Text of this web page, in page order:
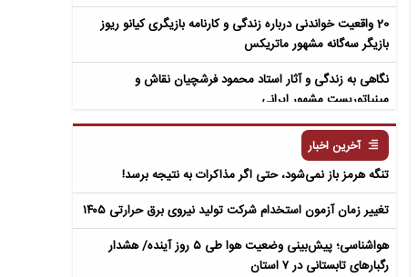
20 واقعیت خواندنی درباره زندگی و کارنامه بازیگری کیانو ریوز
بازیگر سه‌گانه مشهور ماتریکس
نگاهی به زندگی و آثار استاد محمود فرشچیان نقاش و
مینیاتوریست مشهور ایرانی
نگاهی به زندگی و آثار عباس معروفی نویسنده ایرانی و خالق رمان
سمفونی مردگان
آخرین اخبار
تنگه هرمز باز نمی‌شود، حتی اگر مذاکرات به نتیجه برسد!
تغییر زمان آزمون استخدام شرکت تولید نیروی برق حرارتی ۱۴۰۵
هواشناسی؛ پیش‌بینی وضعیت هوا طی ۵ روز آینده/ هشدار
رگبارهای تابستانی در ۷ استان